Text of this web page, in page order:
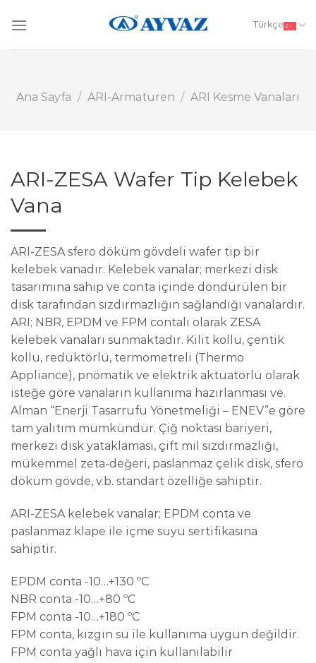
Türkçe
Ana Sayfa / ARI-Armaturen / ARI Kesme Vanaları
ARI-ZESA Wafer Tip Kelebek
Vana
ARI-ZESA sfero döküm gövdeli wafer tip bir
kelebek vanadır. Kelebek vanalar; merkezi disk
tasarımına sahip ve conta içinde döndürülen bir
disk tarafından sızdırmazlığın sağlandığı vanalardır.
ARI; NBR, EPDM ve FPM contalı olarak ZESA
kelebek vanaları sunmaktadır. Kilit kollu, çentik
kollu, redüktörlü, termometreli (Thermo
Appliance), pnömatik ve elektrik aktüatörlü olarak
isteğe göre vanaların kullanıma hazırlanması ve.
Alman “Enerji Tasarrufu Yönetmeliği – ENEV”e göre
tam yalıtım mümkündür. Çiğ noktası bariyeri,
merkezi disk yataklaması, çift mil sızdırmazlığı,
mükemmel zeta-değeri, paslanmaz çelik disk, sfero
döküm gövde, v.b. standart özelliğe sahiptir.
ARI-ZESA kelebek vanalar; EPDM conta ve
paslanmaz klape ile içme suyu sertifikasına
sahiptir.
EPDM conta -10…+130 ºC
NBR conta -10…+80 ºC
FPM conta -10…+180 ºC
FPM conta, kızgın su ile kullanıma uygun değildir.
FPM conta yağlı hava için kullanılabilir